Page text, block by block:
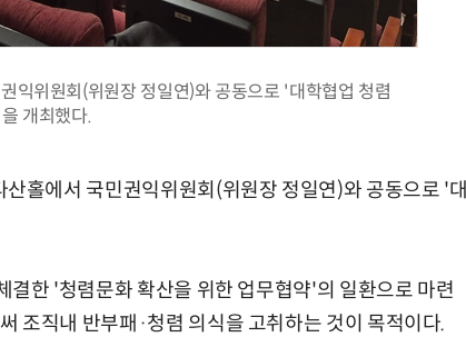
익위원회(위원장 정일연)와 공동으로 '대학협업 청렴
개최했다.
홀에서 국민권익위원회(위원장 정일연)와 공동으로 '대
한 '청렴문화 확산을 위한 업무협약'의 일환으로 마련
조직내 반부패·청렴 의식을 고취하는 것이 목적이다.